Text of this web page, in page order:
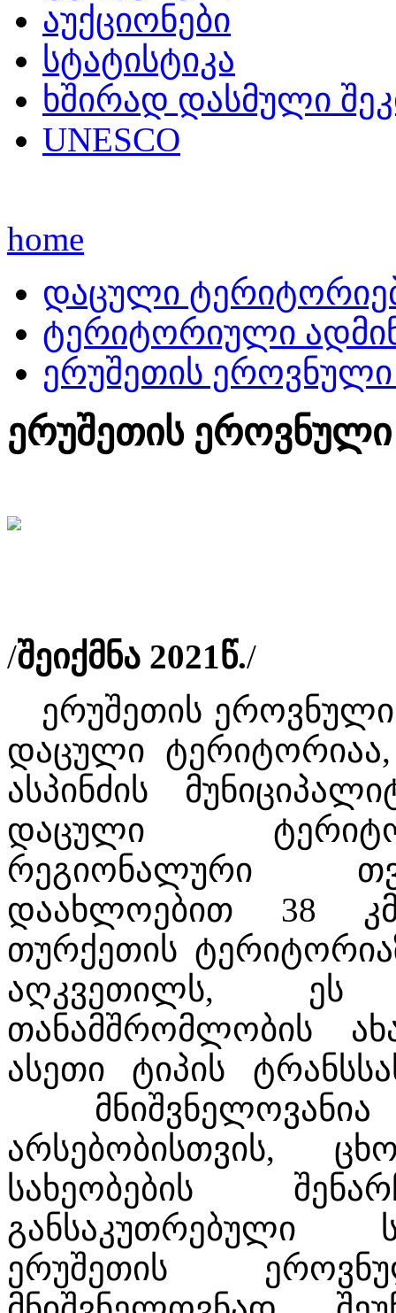
აუქციონები
სტატისტიკა
ხშირად დასმული
UNESCO
home
დაცული
ტერიტორიული
ერუშეთის ეროვნული
ერუშეთის ეროვნული
/შეიქმნა 2021წ./
ერუშეთის ეროვნული
დაცული
ასპინძის
დაცული
რეგიონალური
დაახლოებით 38
თურქეთის
აღკვეთილს, ეს
თანამშრომლობის
ასეთი ტიპის
არსებობისთვის,
სახეობების
განსაკუთრებული
ერუშეთის